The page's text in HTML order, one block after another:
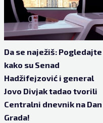
Da se naježiš: Pogledajte
kako su Senad
Hadžifejzović i general
Jovo Divjak tadao tvorili
Centralni dnevnik na Dan
Grada!